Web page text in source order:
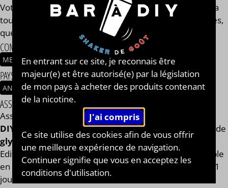
Votre e-liquide Heisenberg Orange Edition Limitée aura
toujours le même goût et les mêmes qualités gustatives,
que vous soyez en 0, 2, 9, 11 ou 14 mg/ml.
COMPOSITION
MENTHOL BAIES ROUGES ORANGE
PAYS / ORIGINE DU CONCENTRÉ
ANGLETERRE
ASSEMBLAGE
Assemblage réalisé à PLOUESCAT - France par
DIY®
. Composé de mono propylène glycol végétal
, de
glycérine végétaleet de l'arôme Heisenberg Orange
Edition Limitée de la marque Vampire Vape®. Disponible
en flacon de 50ml, 125ml, 250ml, 500ml et 1L. STEEP : 1
jour.
En entrant sur ce site, je reconnais être
majeur(e) et être autorisé(e) par la législation
de mon pays à acheter des produits contenant
de la nicotine.
Ce site utilise des cookies afin de vous offrir
une meilleure expérience de navigation.
Continuer signifie que vous en acceptez les
conditions d'utilisation.